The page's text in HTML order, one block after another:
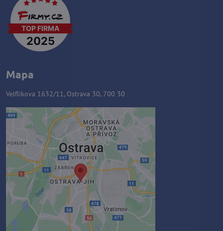
Mapa
Velflíkova 1632/11, Ostrava 30, 700 30
Externý obsah je blokovaný
Voľbami súkromia
Prajete si načítať externý obsah?
Povoliť tentokrát
Povoliť a zapamätať - súhlas s
druhom cookie: Funkčné